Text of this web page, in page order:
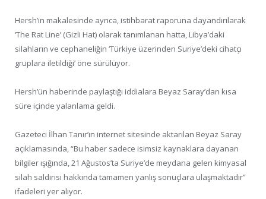
Hersh’in makalesinde ayrıca, istihbarat raporuna dayandırılarak
‘The Rat Line’ (Gizli Hat) olarak tanımlanan hatta, Libya’daki
silahların ve cephaneliğin ‘Türkiye üzerinden Suriye’deki cihatçı
gruplara iletildiği’ öne sürülüyor.
Hersh’ün haberinde paylaştığı iddialara Beyaz Saray’dan kısa
süre içinde yalanlama geldi.
Gazeteci İlhan Tanır’ın internet sitesinde aktarılan Beyaz Saray
açıklamasında, “Bu haber sadece isimsiz kaynaklara dayanan
bilgiler ışığında, 21 Ağustos’ta Suriye’de meydana gelen kimyasal
silah saldırısı hakkında tamamen yanlış sonuçlara ulaşmaktadır”
ifadeleri yer alıyor.